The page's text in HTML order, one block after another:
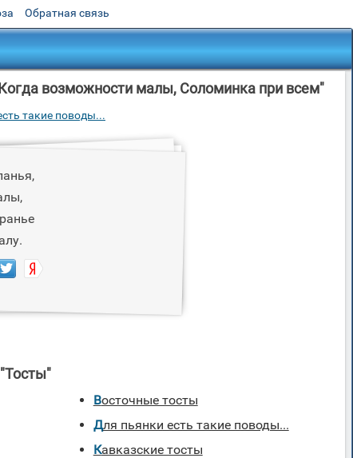
Обратная связь
возможности малы, Соломинка при всем"
такие поводы...
Восточные тосты
Для пьянки есть такие поводы...
Кавказские тосты